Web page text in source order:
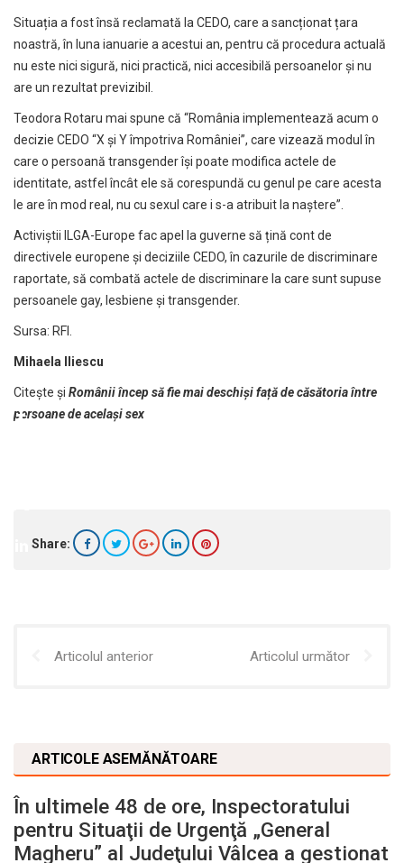
Situația a fost însă reclamată la CEDO, care a sancționat țara
noastră, în luna ianuarie a acestui an, pentru că procedura actuală
nu este nici sigură, nici practică, nici accesibilă persoanelor și nu
are un rezultat previzibil.
Teodora Rotaru mai spune că “România implementează acum o
decizie CEDO “X și Y împotriva României”, care vizează modul în
care o persoană transgender își poate modifica actele de
identitate, astfel încât ele să corespundă cu genul pe care acesta
le are în mod real, nu cu sexul care i s-a atribuit la naștere”.
Activiștii ILGA-Europe fac apel la guverne să țină cont de
directivele europene și deciziile CEDO, în cazurile de discriminare
raportate, să combată actele de discriminare la care sunt supuse
persoanele gay, lesbiene și transgender.
Sursa: RFI
Mihaela Iliescu
Citește și Românii încep să fie mai deschiși față de căsătoria între
persoane de același sex
Share:
Articolul anterior Articolul următor
ARTICOLE ASEMĂNĂTOARE
În ultimele 48 de ore, Inspectoratului
pentru Situaţii de Urgenţă „General
Magheru” al Judeţului Vâlcea a gestionat